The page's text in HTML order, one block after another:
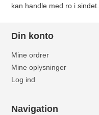
kan handle med ro i sindet.
Din konto
Mine ordrer
Mine oplysninger
Log ind
Navigation